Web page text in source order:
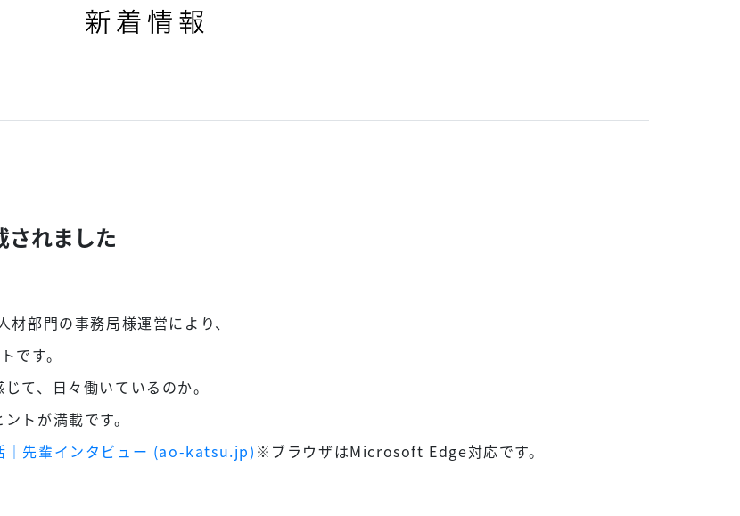
されました
部門の事務局様運営により、
です。
て、日々働いているのか。
トが満載です。
｜先輩インタビュー (ao-katsu.jp) ※ブラウザはMicrosoft Edge対応です。